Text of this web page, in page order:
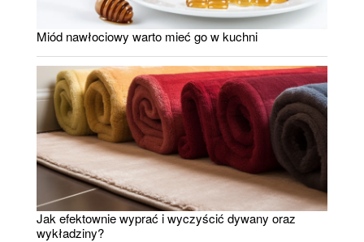
Miód nawłociowy warto mieć go w kuchni
Jak efektownie wyprać i wyczyścić dywany oraz
wykładziny?